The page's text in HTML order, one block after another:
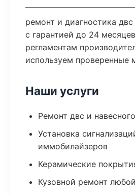
ремонт и диагностика
с гарантией до 24
регламентам
используем проверенные
Наши услуги
Ремонт двс и
Установка
иммобилайзеров
Керамические
Кузовной ремонт